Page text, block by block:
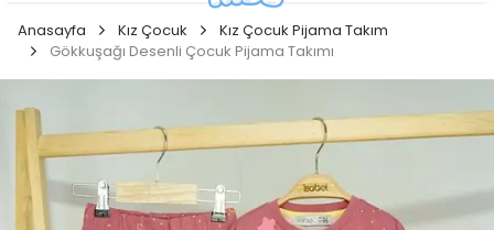
Anasayfa Kız Çocuk
Kız Çocuk Pijama Takım
Gökkuşağı Desenli Çocuk Pijama Takımı